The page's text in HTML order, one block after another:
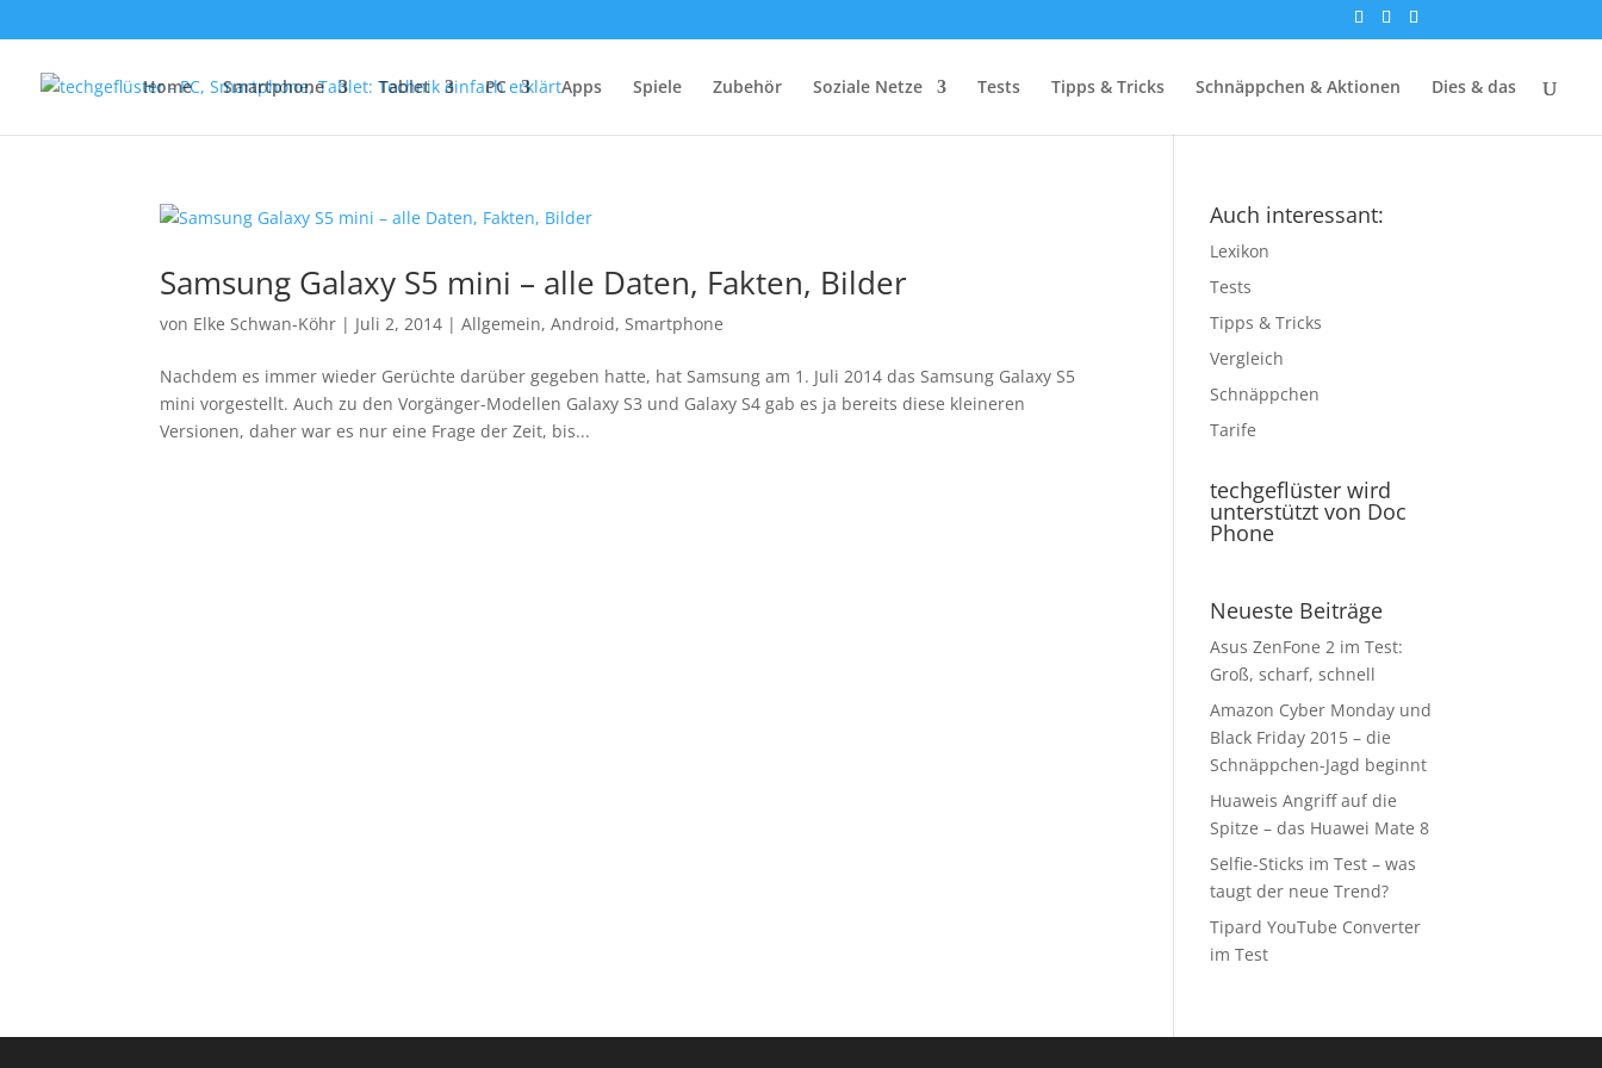
Home Smartphone Tablet PC Apps Spiele Zubehör Soziale Netze Tests Tipps & Tricks Schnäppchen & Aktionen Dies & das
Samsung Galaxy S5 mini – alle Daten, Fakten, Bilder
von Elke Schwan-Köhr | Juli 2, 2014 |Allgemein,Android, Smartphone
Nachdem es immer wieder Gerüchte darüber gegeben hatte, hat Samsung am 1. Juli 2014 das Samsung Galaxy S5
mini vorgestellt. Auch zu den Vorgänger-Modellen Galaxy S3 und Galaxy S4 gab es ja bereits diese kleineren
Versionen, daher war es nur eine Frage der Zeit, bis...
Auch interessant:
Lexikon
Tests
Tipps & Tricks
Vergleich
Schnäppchen
Tarife
techgeflüster wird
unterstützt von Doc
Phone
Neueste Beiträge
Asus ZenFone 2 im Test:
Groß, scharf, schnell
Amazon Cyber Monday und
Black Friday 2015 – die
Schnäppchen-Jagd beginnt
Huaweis Angriff auf die
Spitze – das Huawei Mate 8
Selfie-Sticks im Test – was
taugt der neue Trend?
Tipard YouTube Converter
im Test